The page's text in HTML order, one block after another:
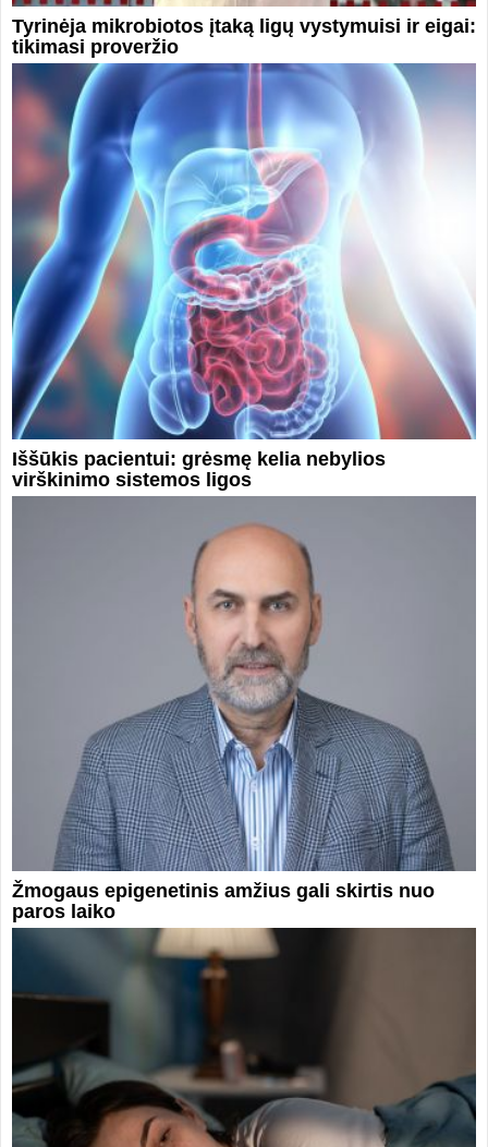
Tyrinėja mikrobiotos įtaką ligų vystymuisi ir eigai:
tikimasi proveržio
Iššūkis pacientui: grėsmę kelia nebylios
virškinimo sistemos ligos
Žmogaus epigenetinis amžius gali skirtis nuo
paros laiko